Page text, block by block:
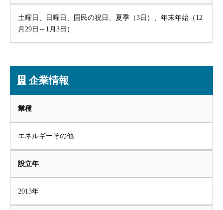
土曜日、日曜日、国民の祝日、夏季（3日）、年末年始（12
月29日～1月3日）
企業情報
業種
エネルギーその他
設立年
2013年